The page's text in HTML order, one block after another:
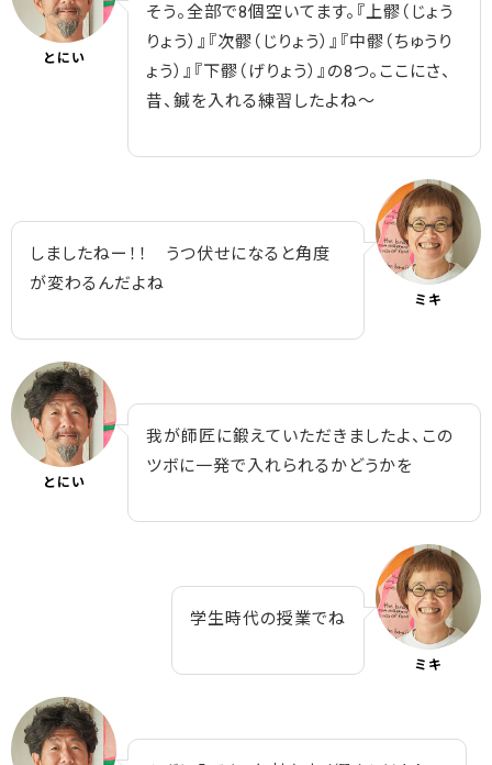
とにい
そう。全部で8個空いてます。『上髎（じょう
りょう）』『次髎（じりょう）』『中髎（ちゅうり
ょう）』『下髎（げりょう）』の8つ。ここにさ、
昔、鍼を入れる練習したよね～
しましたねー！！ うつ伏せになると角度
が変わるんだよね
ミキ
とにい
我が師匠に鍛えていただきましたよ、この
ツボに一発で入れられるかどうかを
学生時代の授業でね
ミキ